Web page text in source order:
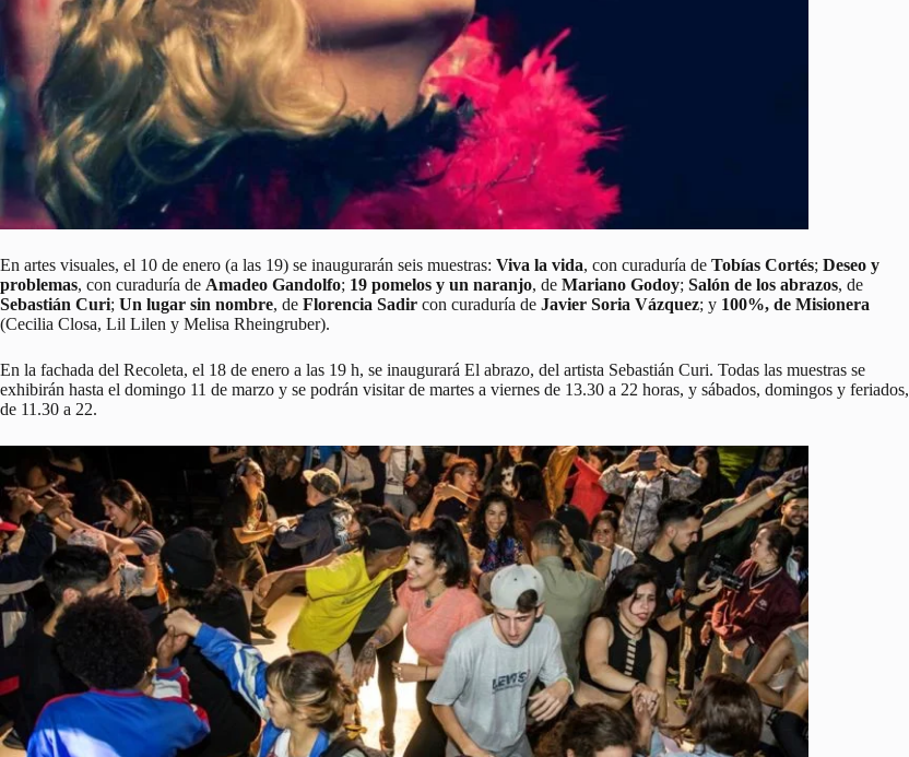
En artes visuales, el 10 de enero (a las 19) se inaugurarán seis muestras: Viva la vida, con curaduría de Tobías Cortés; Deseo y
problemas, con curaduría de Amadeo Gandolfo; 19 pomelos y un naranjo, de Mariano Godoy; Salón de los abrazos, de
Sebastián Curi; Un lugar sin nombre, de Florencia Sadir con curaduría de Javier Soria Vázquez; y 100%, de Misionera
(Cecilia Closa, Lil Lilen y Melisa Rheingruber).
En la fachada del Recoleta, el 18 de enero a las 19 h, se inaugurará El abrazo, del artista Sebastián Curi. Todas las muestras se
exhibirán hasta el domingo 11 de marzo y se podrán visitar de martes a viernes de 13.30 a 22 horas, y sábados, domingos y feriados,
de 11.30 a 22.